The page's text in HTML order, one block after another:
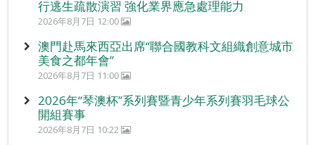
行逃生疏散演習 強化業界應急處理能力
2026年8月7日 12:00
澳門赴馬來西亞出席“聯合國教科文組織創意城市
美食之都年會”
2026年8月7日 11:00
2026年“琴澳杯”系列賽暨青少年系列賽羽毛球公
開組賽事
2026年8月7日 10:22